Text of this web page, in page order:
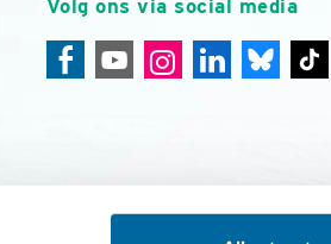
Volg ons via social media